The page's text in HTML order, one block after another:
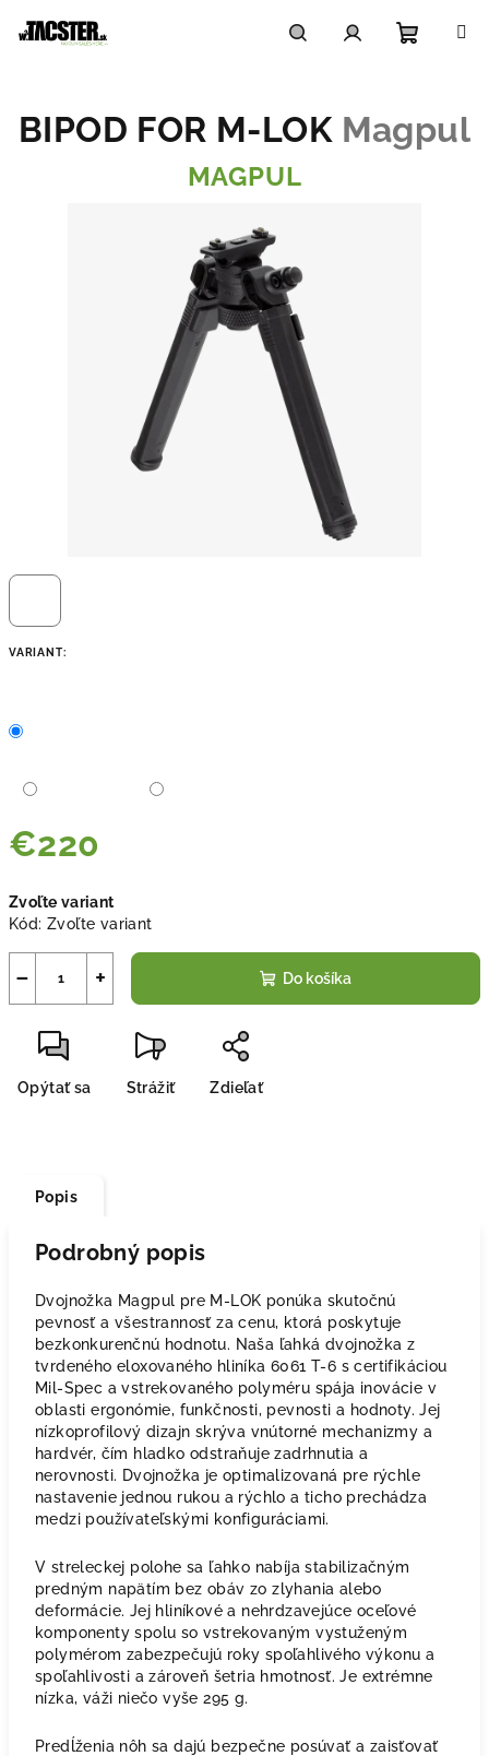
košík
VARIANT:
€220
cena:
Zvoľte variant
Kód: Zvoľte variant
+
− Do košíka
Opýtať sa Strážiť Zdieľať
BIPOD FOR M-LOK Magpul
MAGPUL
Popis
Podrobný popis
Dvojnožka Magpul pre M-LOK ponúka skutočnú
pevnosť a všestrannosť za cenu, ktorá poskytuje
bezkonkurenčnú hodnotu. Naša ľahká dvojnožka z
tvrdeného eloxovaného hliníka 6061 T-6 s certifikáciou
Mil-Spec a vstrekovaného polyméru spája inovácie v
oblasti ergonómie, funkčnosti, pevnosti a hodnoty. Jej
nízkoprofilový dizajn skrýva vnútorné mechanizmy a
hardvér, čím hladko odstraňuje zadrhnutia a
nerovnosti. Dvojnožka je optimalizovaná pre rýchle
nastavenie jednou rukou a rýchlo a ticho prechádza
medzi používateľskými konfiguráciami.
V streleckej polohe sa ľahko nabíja stabilizačným
predným napätím bez obáv zo zlyhania alebo
deformácie. Jej hliníkové a nehrdzavejúce oceľové
komponenty spolu so vstrekovaným vystuženým
polymérom zabezpečujú roky spoľahlivého výkonu a
spoľahlivosti a zároveň šetria hmotnosť. Je extrémne
nízka, váži niečo vyše 295 g.
Predĺženia nôh sa dajú bezpečne posúvať a zaisťovať